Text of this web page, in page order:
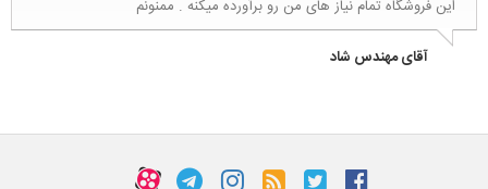
این فروشگاه تمام نیاز های من رو برآورده میکنه . ممنونم
آقای مهندس شاد